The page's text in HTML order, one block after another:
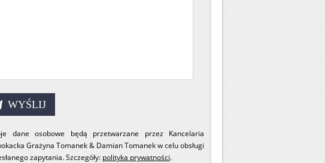
dane osobowe będą przetwarzane przez Kancelaria
Grażyna Tomanek & Damian Tomanek w celu obsługi
zapytania. Szczegóły: polityka prywatności.